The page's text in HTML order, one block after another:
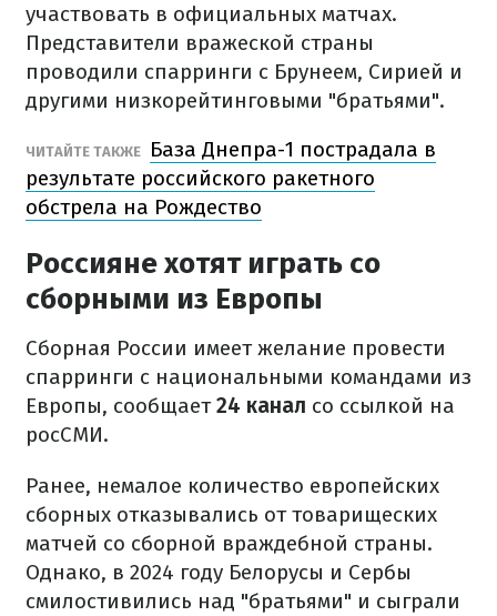
участвовать в официальных матчах.
Представители вражеской страны
проводили спарринги с Брунеем, Сирией и
другими низкорейтинговыми "братьями".
ЧИТАЙТЕ ТАКЖЕ
База Днепра-1 пострадала в
результате российского ракетного
обстрела на Рождество
Россияне хотят играть со
сборными из Европы
Сборная России имеет желание провести
спарринги с национальными командами из
Европы, сообщает24 канал со ссылкой на
росСМИ.
Ранее, немалое количество европейских
сборных отказывались от товарищеских
матчей со сборной враждебной страны.
Однако, в 2024 году Белорусы и Сербы
смилостивились над "братьями" и сыграли